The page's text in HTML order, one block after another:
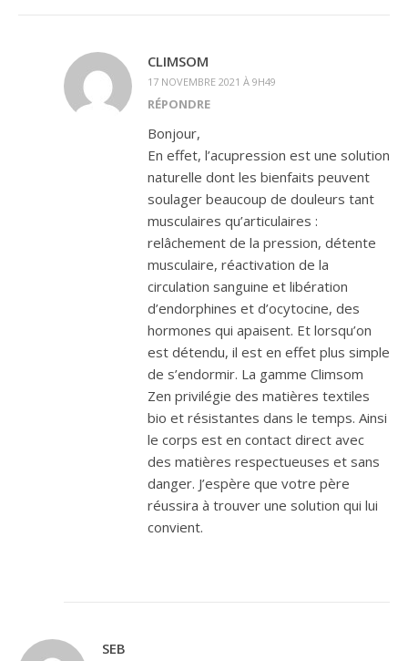
CLIMSOM
17 NOVEMBRE 2021 À 9H49
RÉPONDRE
Bonjour,
En effet, l’acupression est une solution
naturelle dont les bienfaits peuvent
soulager beaucoup de douleurs tant
musculaires qu’articulaires :
relâchement de la pression, détente
musculaire, réactivation de la
circulation sanguine et libération
d’endorphines et d’ocytocine, des
hormones qui apaisent. Et lorsqu’on
est détendu, il est en effet plus simple
de s’endormir. La gamme Climsom
Zen privilégie des matières textiles
bio et résistantes dans le temps. Ainsi
le corps est en contact direct avec
des matières respectueuses et sans
danger. J’espère que votre père
réussira à trouver une solution qui lui
convient.
SEB